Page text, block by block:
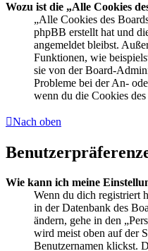
Wozu ist die „Alle Cookies
„Alle Cookies des
phpBB erstellt hat und
angemeldet bleibst.
Funktionen, wie
sie von der Board-
Probleme bei der An-
wenn du die Cookies
Nach oben
Wie kann ich meine
Wenn du dich registriert
in der Datenbank des
ändern, gehe in den
wird meist oben auf der
Benutzernamen klickst.